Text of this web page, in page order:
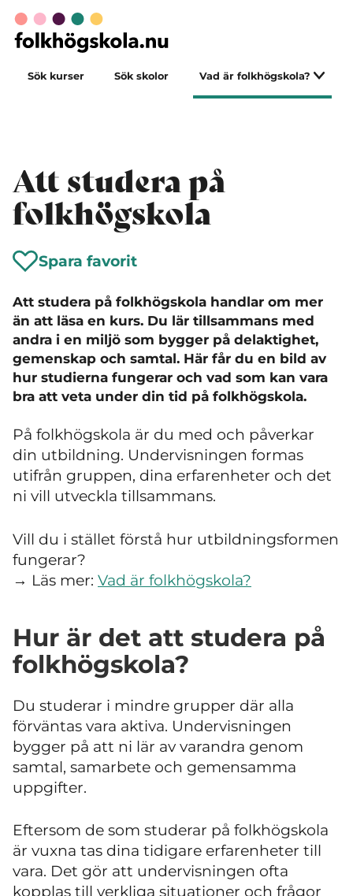
Sök kurser Sök skolor Vad är folkhögskola?
Att studera på
folkhögskola
Spara favorit
Att studera på folkhögskola handlar om mer
än att läsa en kurs. Du lär tillsammans med
andra i en miljö som bygger på delaktighet,
gemenskap och samtal. Här får du en bild av
hur studierna fungerar och vad som kan vara
bra att veta under din tid på folkhögskola.
På folkhögskola är du med och påverkar
din utbildning. Undervisningen formas
utifrån gruppen, dina erfarenheter och det
ni vill utveckla tillsammans.
Vill du i stället förstå hur utbildningsformen
fungerar?
→ Läs mer: Vad är folkhögskola?
Hur är det att studera på
folkhögskola?
Du studerar i mindre grupper där alla
förväntas vara aktiva. Undervisningen
bygger på att ni lär av varandra genom
samtal, samarbete och gemensamma
uppgifter.
Eftersom de som studerar på folkhögskola
är vuxna tas dina tidigare erfarenheter till
vara. Det gör att undervisningen ofta
kopplas till verkliga situationer och frågor